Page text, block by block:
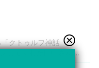
の山口颯斗先生ととも
りや、自分らしく過ご
ました。
クトゥルフ神話
してくれた田中さん
調を崩し、12月に第一